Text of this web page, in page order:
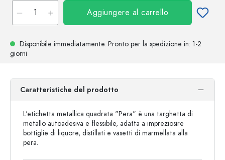
Aggiungere al carrello
Disponibile immediatamente. Pronto per la spedizione in: 1-2
giorni
Caratteristiche del prodotto
L'etichetta metallica quadrata "Pera" è una targhetta di
metallo autoadesiva e flessibile, adatta a impreziosire
bottiglie di liquore, distillati e vasetti di marmellata alla
pera.